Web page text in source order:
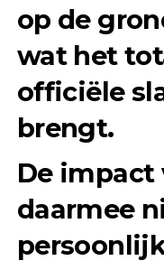
op de
wat het
officiële
brengt.
De impact
daarmee